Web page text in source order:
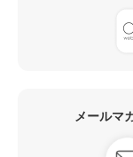
メールマ